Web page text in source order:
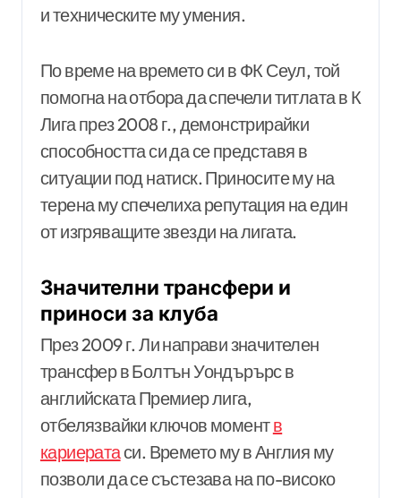
и техническите му умения.
По време на времето си в ФК Сеул, той
помогна на отбора да спечели титлата в К
Лига през 2008 г., демонстрирайки
способността си да се представя в
ситуации под натиск. Приносите му на
терена му спечелиха репутация на един
от изгряващите звезди на лигата.
Значителни трансфери и
приноси за клуба
През 2009 г. Ли направи значителен
трансфер в Болтън Уондърърс в
английската Премиер лига,
отбелязвайки ключов моментв
кариератаси. Времето му в Англия му
позволи да се състезава на по-високо